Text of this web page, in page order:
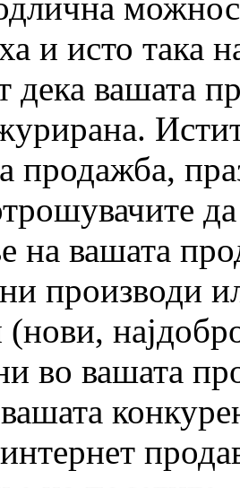
и исто така
дека вашата
продажба,
да
на вашата
производи
во вашата